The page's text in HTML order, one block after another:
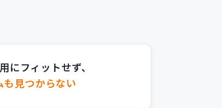
にフィットせず、
見つからない